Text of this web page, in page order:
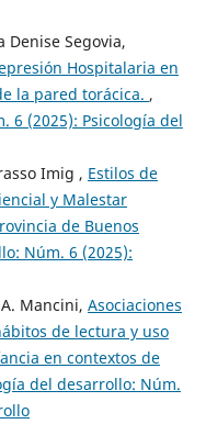
Denise Segovia,
Hospitalaria en
la pared torácica. ,
6 (2025): Psicología del
Imig , Estilos de
y Malestar
de Buenos
Núm. 6 (2025):
Mancini, Asociaciones
de lectura y uso
en contextos de
del desarrollo: Núm.